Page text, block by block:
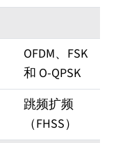
OFDM、FSK
和 O-QPSK
跳频扩频
（FHSS）